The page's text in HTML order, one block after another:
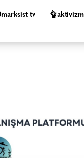
marksist tv aktivizm